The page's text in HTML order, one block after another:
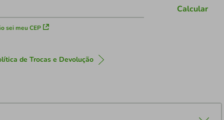
sei meu CEP
Calcular
de Trocas e Devolução